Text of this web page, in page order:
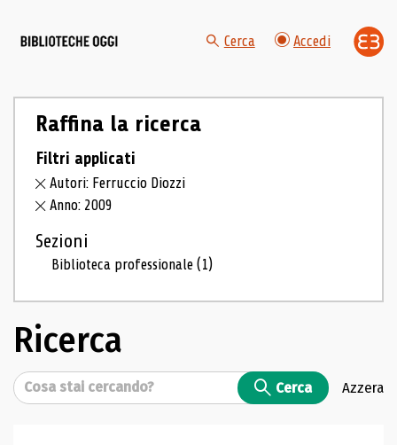
Cerca Accedi
Raffina la ricerca
Filtri applicati
Autori: Ferruccio Diozzi
Anno: 2009
Sezioni
Biblioteca professionale(1)
Ricerca
Cerca Cerca Azzera